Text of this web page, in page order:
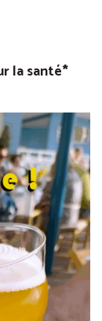
la santé*